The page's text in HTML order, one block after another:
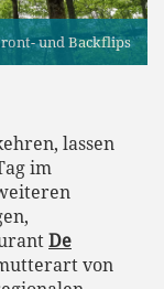
und Backflips
lassen
im
De
von